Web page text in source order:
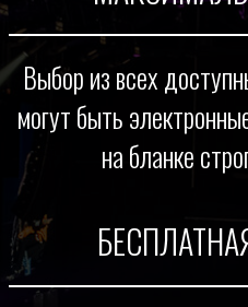
Выбор из всех
могут быть
на бланке